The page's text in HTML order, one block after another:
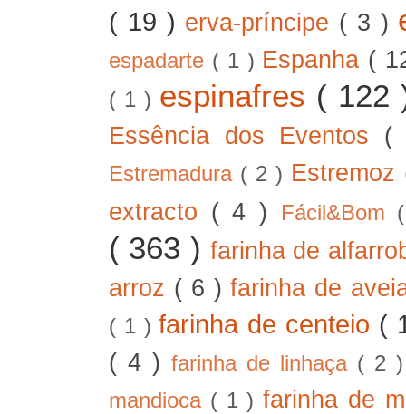
( 19 ) erva-príncipe ( 3 )
espadarte ( 1 ) Espanha (
( 1 ) espinafres (
Essência dos Eventos (
Estremadura ( 2 ) Estremoz
extracto ( 4 ) Fácil&Bom
( 363 )farinha de
arroz ( 6 )farinha de
( 1 )farinha de centeio (
( 4 ) farinha de linhaça ( 2
mandioca ( 1 )farinha de